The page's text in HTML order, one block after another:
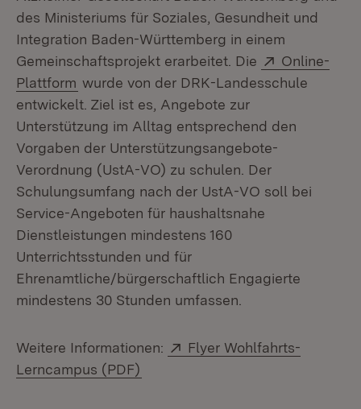
des Ministeriums für Soziales, Gesundheit und
Integration Baden-Württemberg in einem
Gemeinschaftsprojekt erarbeitet. Die
Extern:
Online-
Plattform (Öffnet in neuem Fenster)
wurde von der DRK-Landesschule
entwickelt. Ziel ist es, Angebote zur
Unterstützung im Alltag entsprechend den
Vorgaben der Unterstützungsangebote-
Verordnung (UstA-VO) zu schulen. Der
Schulungsumfang nach der UstA-VO soll bei
Service-Angeboten für haushaltsnahe
Dienstleistungen mindestens 160
Unterrichtsstunden und für
Ehrenamtliche/bürgerschaftlich Engagierte
mindestens 30 Stunden umfassen.
Weitere Informationen: Extern:
Flyer Wohlfahrts-
Lerncampus (PDF)